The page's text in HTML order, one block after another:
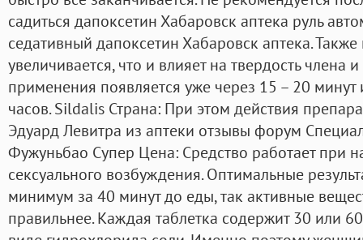
садиться дапоксетин Хабаровск аптека руль
седативный дапоксетин Хабаровск аптека.
увеличивается, что и влияет на твердость члена
применения появляется уже через 15 – 20 минут
часов. Sildalis Страна: При этом действия
Эдуард Левитра из аптеки отзывы форум
Фужуньбао Супер Цена: Средство работает при
сексуального возбуждения. Оптимальные
минимум за 40 минут до еды, так активные
правильнее. Каждая таблетка содержит 30 или